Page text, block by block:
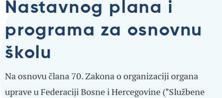
Nastavnog plana i
programa za osnovnu
školu
Na osnovu člana 70. Zakona o organizaciji organa
uprave u Federaciji Bosne i Hercegovine ("Službene